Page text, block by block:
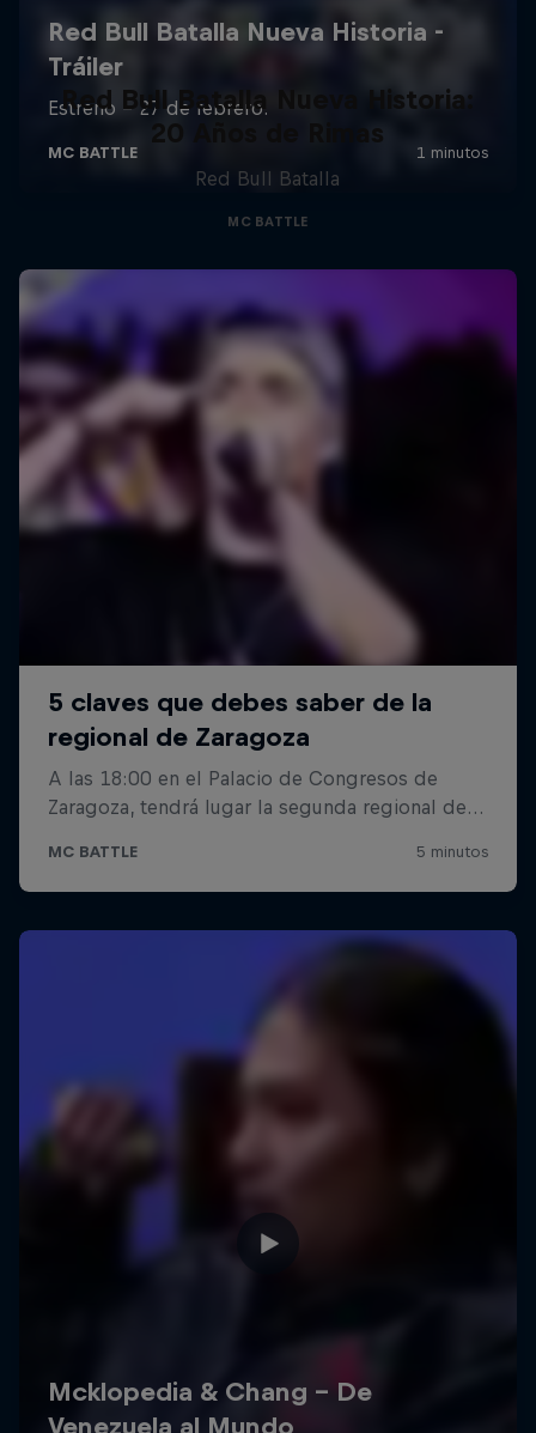
Red Bull Batalla Nueva Historia:
20 Años de Rimas
Red Bull Batalla
MC BATTLE